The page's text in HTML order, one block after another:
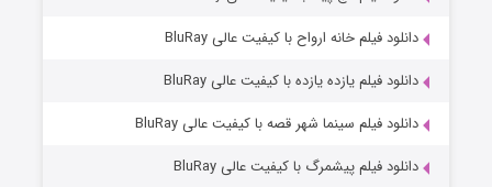
دانلود فیلم خانه ارواح با کیفیت عالی BluRay
دانلود فیلم یازده یازده با کیفیت عالی BluRay
دانلود فیلم سینما شهر قصه با کیفیت عالی BluRay
دانلود فیلم پیشمرگ با کیفیت عالی BluRay